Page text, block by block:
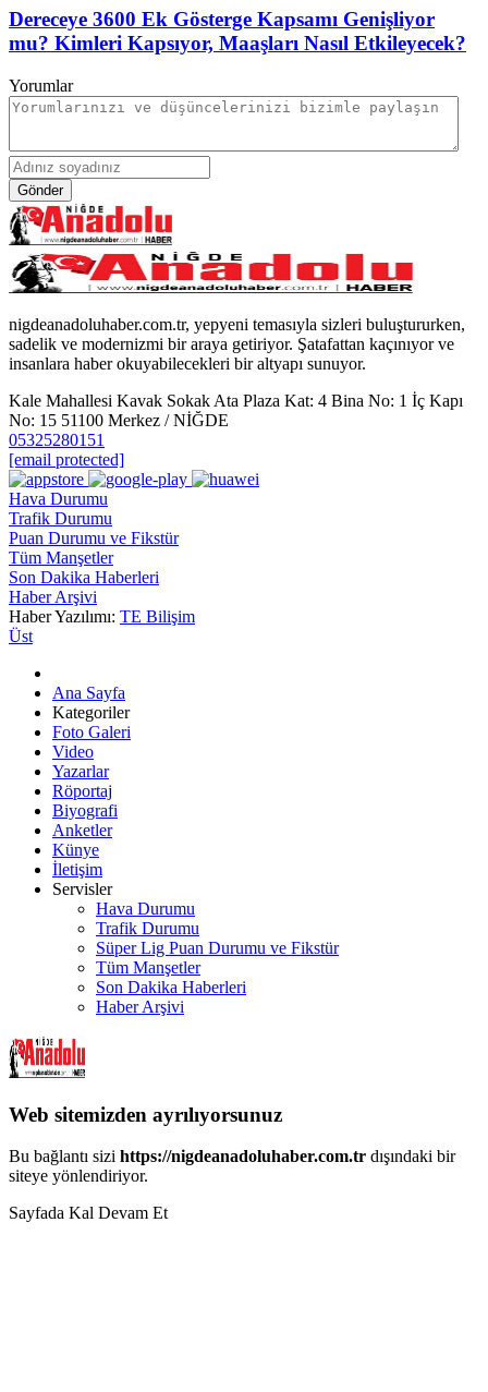
Dereceye 3600 Ek Gösterge Kapsamı Genişliyor
mu? Kimleri Kapsıyor, Maaşları Nasıl Etkileyecek?
Yorumlar
Gönder
nigdeanadoluhaber.com.tr, yepyeni temasıyla sizleri buluştururken,
sadelik ve modernizmi bir araya getiriyor. Şatafattan kaçınıyor ve
insanlara haber okuyabilecekleri bir altyapı sunuyor.
Kale Mahallesi Kavak Sokak Ata Plaza Kat: 4 Bina No: 1 İç Kapı
No: 15 51100 Merkez / NİĞDE
05325280151
[email protected]
Hava Durumu
Trafik Durumu
Puan Durumu ve Fikstür
Tüm Manşetler
Son Dakika Haberleri
Haber Arşivi
Haber Yazılımı: TE Bilişim
Üst
Ana Sayfa
Kategoriler
Foto Galeri
Video
Yazarlar
Röportaj
Biyografi
Anketler
Künye
İletişim
Servisler
Hava Durumu
Trafik Durumu
Süper Lig Puan Durumu ve Fikstür
Tüm Manşetler
Son Dakika Haberleri
Haber Arşivi
Web sitemizden ayrılıyorsunuz
Bu bağlantı sizi https://nigdeanadoluhaber.com.tr dışındaki bir
siteye yönlendiriyor.
Sayfada Kal Devam Et